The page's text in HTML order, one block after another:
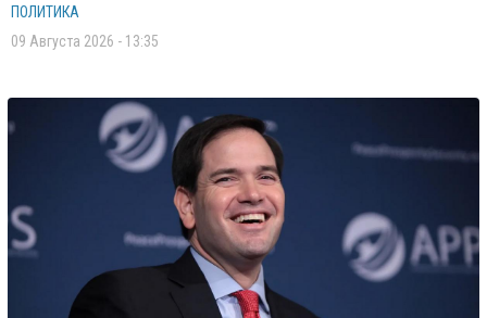
ПОЛИТИКА
09 Августа 2026 - 13:35